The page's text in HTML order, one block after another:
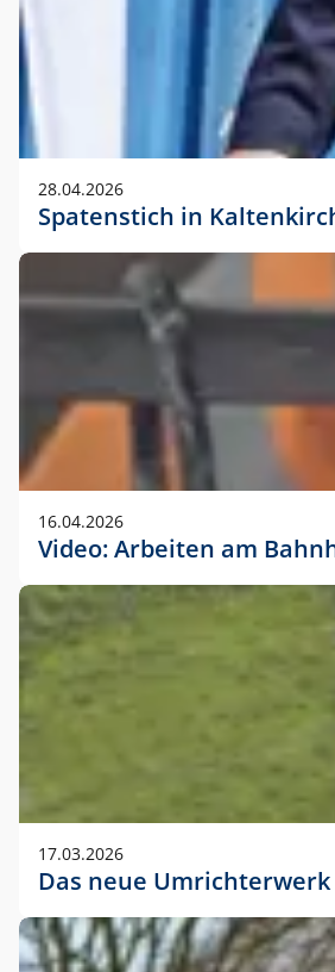
28.04.2026
Spatenstich in
16.04.2026
Video: Arbeiten am
17.03.2026
Das neue